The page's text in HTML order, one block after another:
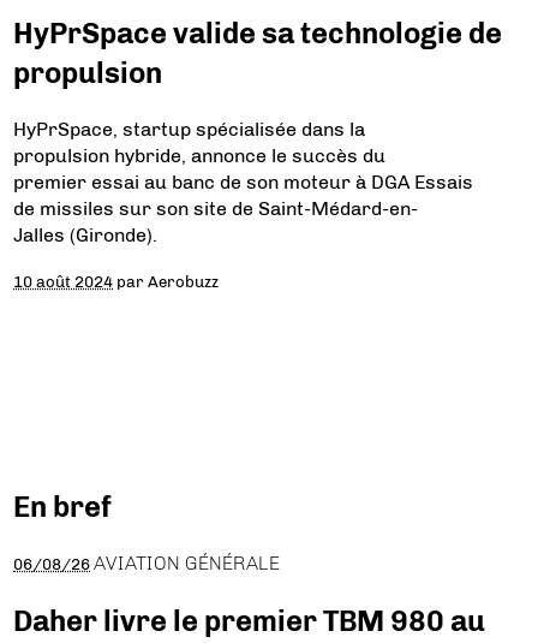
HyPrSpace valide sa technologie de
propulsion
HyPrSpace, startup spécialisée dans la
propulsion hybride, annonce le succès du
premier essai au banc de son moteur à DGA Essais
de missiles sur son site de Saint-Médard-en-
Jalles (Gironde).
10 août 2024 parAerobuzz
En bref
06/08/26 AVIATION GÉNÉRALE
Daher livre le premier TBM 980 au